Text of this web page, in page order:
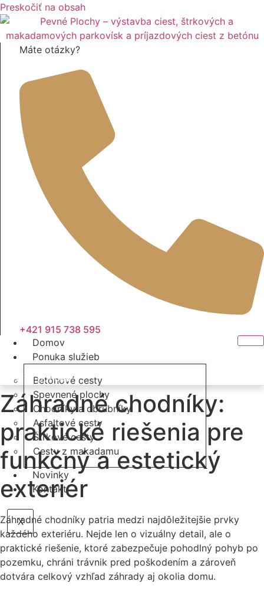
Preskočiť na obsah
Máte otázky?
+421 915 738 595
Domov
Ponuka služieb
Betónové cesty
Spevnené plochy
Chodníky a obrubníky
Asfaltové cesty
Štrkové cesty
Cesty z makadamu
Novinky
Kontakt
X
Cenová ponuka
Záhradné chodníky:
praktické riešenia pre
funkčný a estetický
exteriér
Záhradné chodníky patria medzi najdôležitejšie prvky
každého exteriéru. Nejde len o vizuálny detail, ale o
praktické riešenie, ktoré zabezpečuje pohodlný pohyb po
pozemku, chráni trávnik pred poškodením a zároveň
dotvára celkový vzhľad záhrady aj okolia domu.